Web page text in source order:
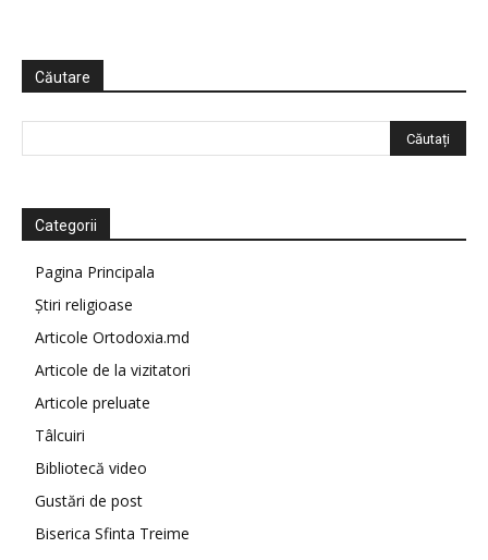
Căutare
Categorii
Pagina Principala
Știri religioase
Articole Ortodoxia.md
Articole de la vizitatori
Articole preluate
Tâlcuiri
Bibliotecă video
Gustări de post
Biserica Sfinta Treime